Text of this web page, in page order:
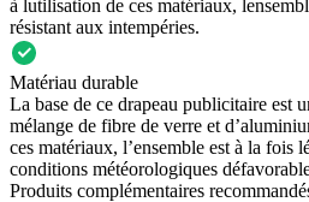
à lutilisation de ces matériaux,
résistant aux intempéries.
Matériau durable
La base de ce drapeau publicitaire est
mélange de fibre de verre et
ces matériaux, l’ensemble est à la fois
conditions météorologiques
Produits complémentaires